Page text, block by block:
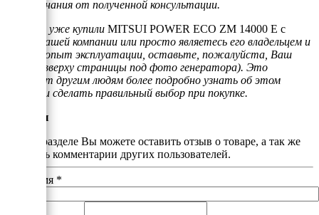
воспоминания от полученной консультации.
Если Вы уже купили MITSUI POWER ECO ZM 14000 E с
в нашей компании или просто являетесь его владельцем и
имеете опыт эксплуатации, оставьте, пожалуйста, Ваш
отзыв (вверху страницы под фото генератора). Это
поможет другим людям более подробно узнать об этом
товаре и сделать правильный выбор при покупке.
Отзывы
В этом разделе Вы можете оставить отзыв о товаре, а так же
почитать комментарии других пользователей.
Ваше имя *